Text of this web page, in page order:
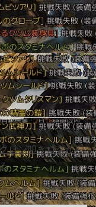
ロン叩きログから
」